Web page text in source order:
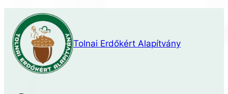
Ugrás
tartalomhoz
Tolnai Erdőkért Alapítvány